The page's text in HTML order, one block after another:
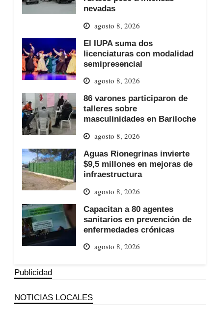
nevadas
agosto 8, 2026
El IUPA suma dos
licenciaturas con modalidad
semipresencial
agosto 8, 2026
86 varones participaron de
talleres sobre
masculinidades en Bariloche
agosto 8, 2026
Aguas Rionegrinas invierte
$9,5 millones en mejoras de
infraestructura
agosto 8, 2026
Capacitan a 80 agentes
sanitarios en prevención de
enfermedades crónicas
agosto 8, 2026
Publicidad
NOTICIAS LOCALES